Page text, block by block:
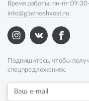
Время работы: пн-пт
info@glavnoehvost.ru
Подпишитесь, чтобы
спецпредложениях.